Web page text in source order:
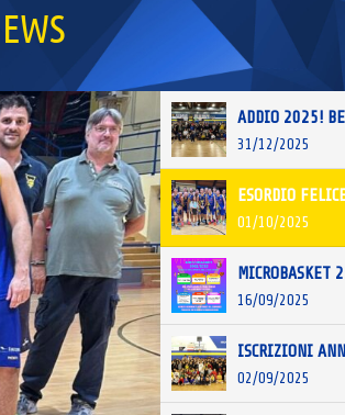
ADDIO 2025!
31/12/2025
ESORDIO
01/10/2025
MICROBASKET
16/09/2025
ISCRIZIONI
02/09/2025